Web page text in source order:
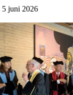
5 juni 2026